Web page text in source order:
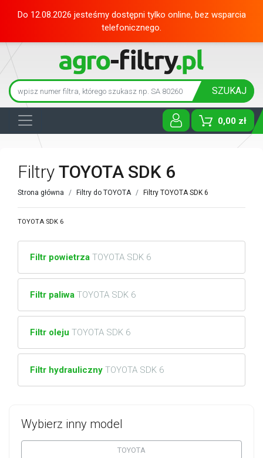
Do 12.08.2026 jesteśmy dostępni tylko online, bez wsparcia
telefonicznego.
SZUKAJ
0,00 zł
Toggle
Wybierz inny model
TOYOTA
Filtry TOYOTA SDK 6
Strona główna Filtry do TOYOTA Filtry TOYOTA SDK 6
TOYOTA SDK 6
Filtr powietrza TOYOTA SDK 6
Filtr paliwa TOYOTA SDK 6
Filtr oleju TOYOTA SDK 6
Filtr hydrauliczny TOYOTA SDK 6